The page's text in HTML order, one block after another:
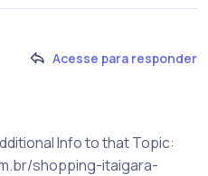
Acesse para responder
Info to that Topic:
shopping-itaigara-